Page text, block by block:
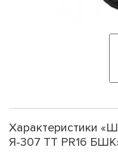
Характеристики
Я-307 ТТ PR16